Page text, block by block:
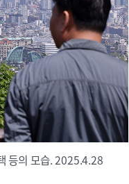
등의 모습. 2025.4.28